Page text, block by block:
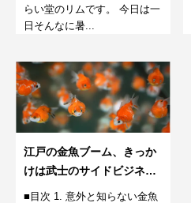
らい堂のリムです。 今日は一
日そんなに暑...
江戸の金魚ブーム、きっか
けは武士のサイドビジネ
ス?！
■目次 1. 意外と知らない金魚